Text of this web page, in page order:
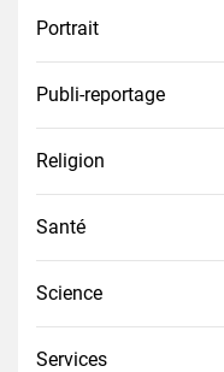
Portrait
Publi-reportage
Religion
Santé
Science
Services